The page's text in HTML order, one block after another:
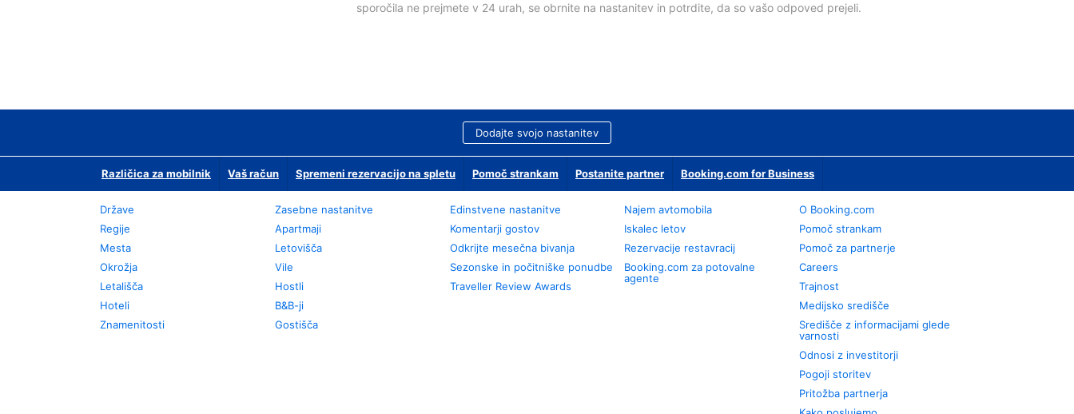
sporočila ne prejmete v 24 urah, se obrnite na nastanitev in potrdite, da so vašo odpoved prejeli.
Dodajte svojo nastanitev
Različica za mobilnik Vaš račun Spremeni rezervacijo na spletu Pomoč strankam Postanite partner Booking.com for Business
Države
Regije
Mesta
Okrožja
Letališča
Hoteli
Znamenitosti
Zasebne nastanitve
Apartmaji
Letovišča
Vile
Hostli
B&B-ji
Gostišča
Edinstvene nastanitve
Komentarji gostov
Odkrijte mesečna bivanja
Sezonske in počitniške ponudbe
Traveller Review Awards
Najem avtomobila
Iskalec letov
Rezervacije restavracij
Booking.com za potovalne
agente
O Booking.com
Pomoč strankam
Pomoč za partnerje
Careers
Trajnost
Medijsko središče
Središče z informacijami glede
varnosti
Odnosi z investitorji
Pogoji storitev
Pritožba partnerja